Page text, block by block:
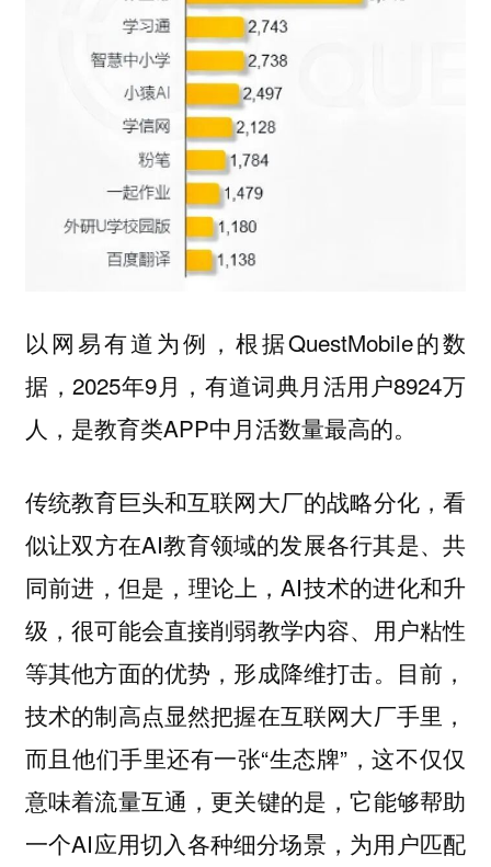
以网易有道为例，根据QuestMobile的数
据，2025年9月，有道词典月活用户8924万
人，是教育类APP中月活数量最高的。
传统教育巨头和互联网大厂的战略分化，看
似让双方在AI教育领域的发展各行其是、共
同前进，但是，理论上，AI技术的进化和升
级，很可能会直接削弱教学内容、用户粘性
等其他方面的优势，形成降维打击。目前，
技术的制高点显然把握在互联网大厂手里，
而且他们手里还有一张“生态牌”，这不仅仅
意味着流量互通，更关键的是，它能够帮助
一个AI应用切入各种细分场景，为用户匹配